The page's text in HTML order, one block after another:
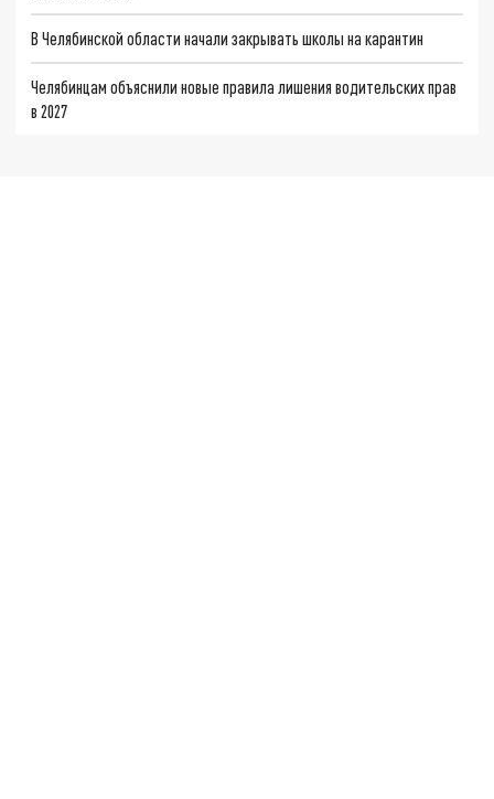
В Челябинской области начали закрывать школы на карантин
Челябинцам объяснили новые правила лишения водительских прав
в 2027